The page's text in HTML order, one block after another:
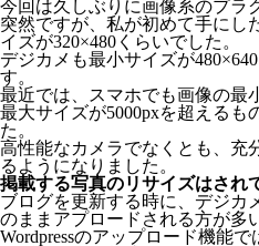
今回は久しぶりに画像系のプラ
突然ですが、私が初めて手にし
イズが320×480くらいでした。
デジカメも最小サイズが
す。
最近では、スマホでも画像の最
最大サイズが5000pxを超えるも
た。
高性能なカメラでなくとも、充
るようになりました。
掲載する写真のリサイズはされ
ブログを更新する時に、デジカ
のままアプロードされる方が多
Wordpressのアップロード機能